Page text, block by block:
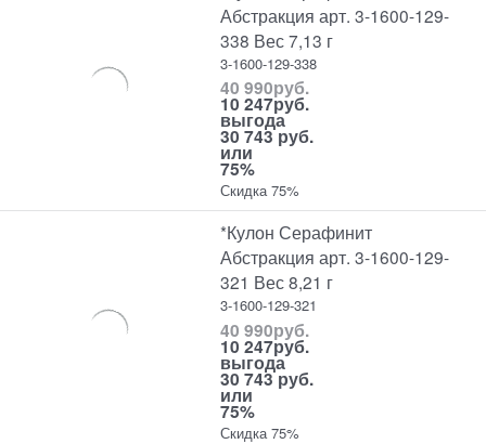
Абстракция арт. 3-1600-129-
338 Вес 7,13 г
3-1600-129-338
40 990руб.
10 247руб.
выгода
30 743 руб.
или
75%
Скидка 75%
*Кулон Серафинит
Абстракция арт. 3-1600-129-
321 Вес 8,21 г
3-1600-129-321
40 990руб.
10 247руб.
выгода
30 743 руб.
или
75%
Скидка 75%